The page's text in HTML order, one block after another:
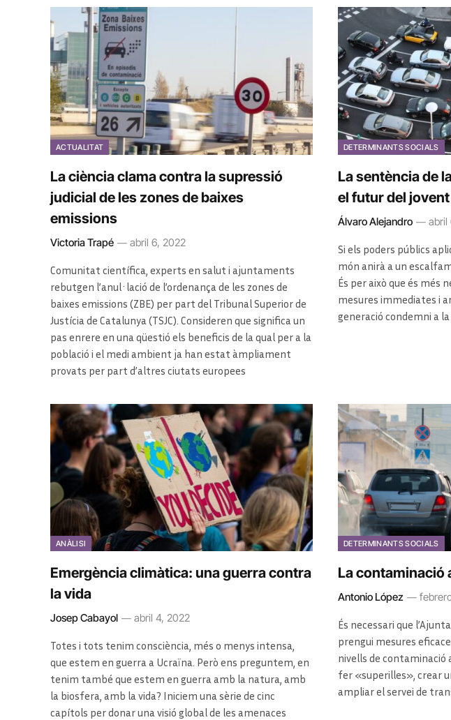
ACTUALITAT
La ciència clama contra la supressió
judicial de les zones de baixes
emissions
Victoria Trapé abril 6, 2022
Comunitat científica, experts en salut i ajuntaments
rebutgen l’anul·lació de l’ordenança de les zones de
baixes emissions (ZBE) per part del Tribunal Superior de
Justícia de Catalunya (TSJC). Consideren que significa un
pas enrere en una qüestió els beneficis de la qual per a la
població i el medi ambient ja han estat àmpliament
provats per part d’altres ciutats europees
DETERMINANTS SOCIALS
La sentència de
el futur del jovent
Álvaro Alejandro abril
Si els poders públics
món anirà a un
És per això que és més
mesures immediates i
generació condemni a
ANÀLISI
Emergència climàtica: una guerra contra
la vida
Josep Cabayol abril 4, 2022
Totes i tots tenim consciència, més o menys intensa,
que estem en guerra a Ucraïna. Però ens preguntem, en
tenim també que estem en guerra amb la natura, amb
la biosfera, amb la vida? Iniciem una sèrie de cinc
capítols per donar una visió global de les amenaces
DETERMINANTS SOCIALS
La contaminació
Antonio López
És necessari que
prengui mesures
nivells de
fer «superilles», crear
ampliar el servei de